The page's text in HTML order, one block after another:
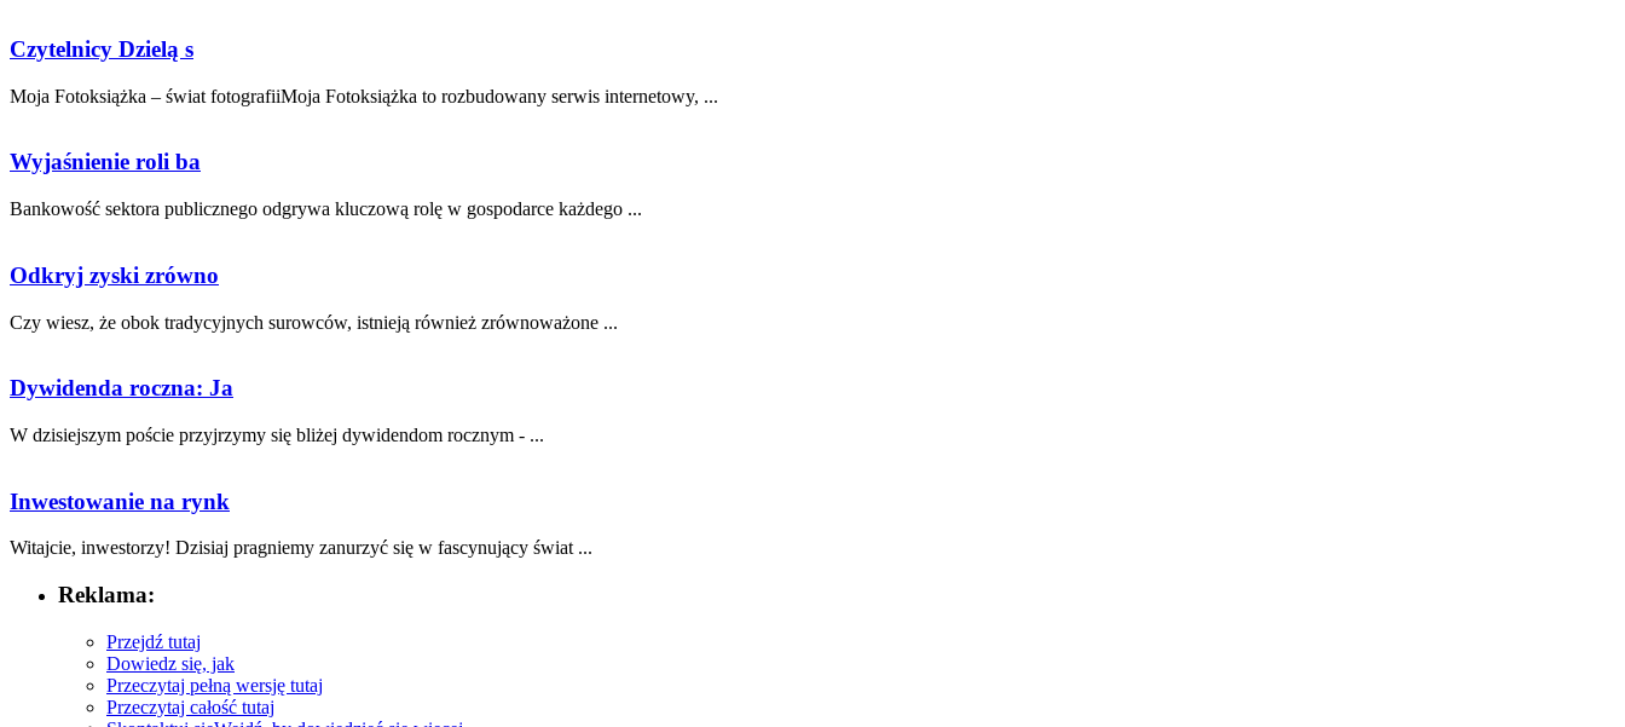
Czytelnicy Dzielą s
Moja Fotoksiążka – świat fotografiiMoja Fotoksiążka to rozbudowany serwis internetowy, ...
Wyjaśnienie roli ba
Bankowość sektora publicznego odgrywa kluczową rolę ⁣w gospodarce każdego ...
Odkryj zyski zrówno
Czy wiesz, że obok tradycyjnych surowców, istnieją również zrównoważone ...
Dywidenda roczna: Ja
W dzisiejszym poście przyjrzymy się​ bliżej dywidendom rocznym ​- ...
Inwestowanie na rynk
Witajcie, ​inwestorzy! Dzisiaj pragniemy zanurzyć​ się w fascynujący świat‍ ...
Reklama:
Przejdź tutaj
Dowiedz się, jak
Przeczytaj pełną wersję tutaj
Przeczytaj całość tutaj